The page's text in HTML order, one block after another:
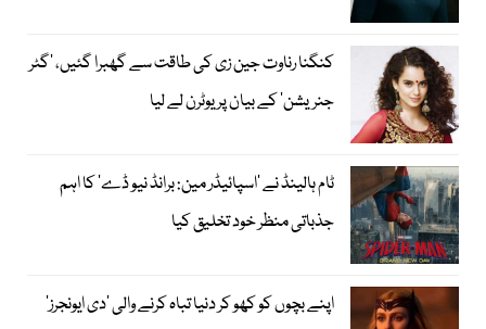
کنگنا رناوت جین زی کی طاقت سے گھبرا گئیں، ’گٹر
جنریشن‘ کے بیان پر یوٹرن لے لیا
ٹام ہالینڈ نے ’اسپائیڈر مین: برانڈ نیو ڈے‘ کا اہم
جذباتی منظر خود تخلیق کیا
اپنے بچوں کو کھو کر دنیا تباہ کرنے والی ’دی ایونجرز‘